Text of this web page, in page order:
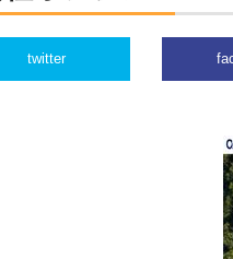
twitter